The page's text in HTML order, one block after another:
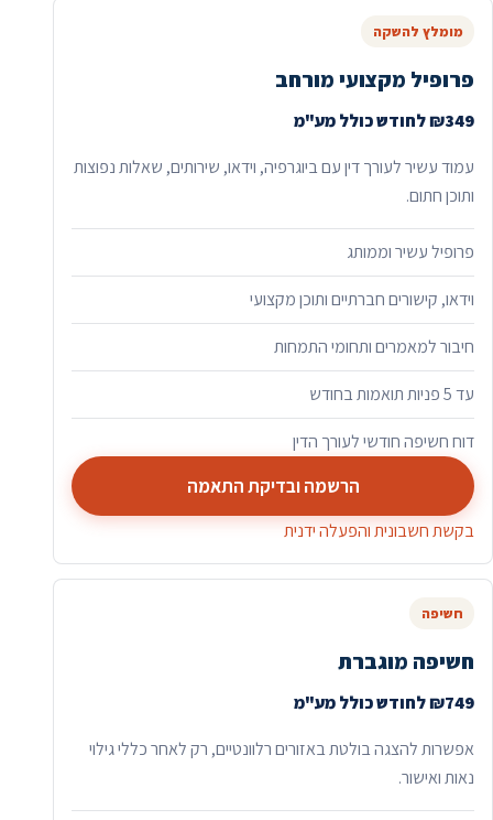
מומלץ להשקה
פרופיל מקצועי מורחב
₪349 לחודש כולל מע"מ
עמוד עשיר לעורך דין עם ביוגרפיה, וידאו, שירותים, שאלות נפוצות
ותוכן חתום.
פרופיל עשיר וממותג
וידאו, קישורים חברתיים ותוכן מקצועי
חיבור למאמרים ותחומי התמחות
עד 5 פניות תואמות בחודש
דוח חשיפה חודשי לעורך הדין
הרשמה ובדיקת התאמה
בקשת חשבונית והפעלה ידנית
חשיפה
חשיפה מוגברת
₪749 לחודש כולל מע"מ
אפשרות להצגה בולטת באזורים רלוונטיים, רק לאחר כללי גילוי
נאות ואישור.